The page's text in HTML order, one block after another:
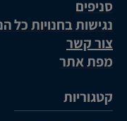
סניפים
נגישות בחנויות כל
צור קשר
מפת אתר
קטגוריות